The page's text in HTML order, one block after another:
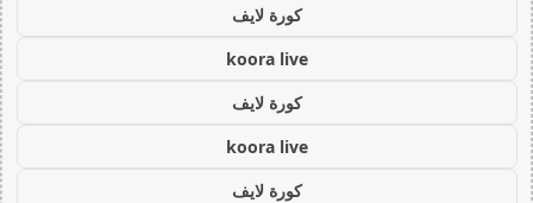
كورة لايف
koora live
كورة لايف
koora live
كورة لايف